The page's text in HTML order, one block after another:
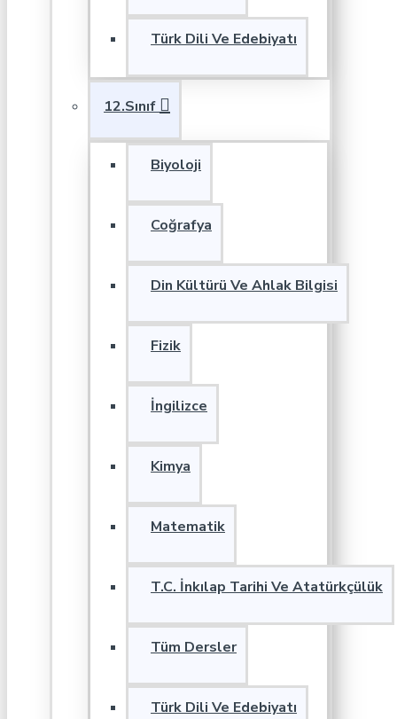
Türk Dili Ve Edebiyatı
12.Sınıf
Biyoloji
Coğrafya
Din Kültürü Ve Ahlak Bilgisi
Fizik
İngilizce
Kimya
Matematik
T.C. İnkılap Tarihi Ve Atatürkçülük
Tüm Dersler
Türk Dili Ve Edebiyatı